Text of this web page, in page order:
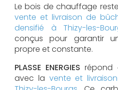
Le bois de chauffage
vente et livraison de
densifié à Thizy-les-
conçus pour garantir
propre et constante.
PLASSE ENERGIES répond
avec la vente et